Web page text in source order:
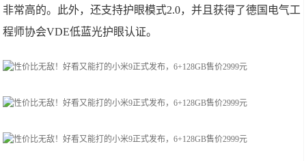
非常高的。此外，还支持护眼模式2.0，并且获得了德国电气工
程师协会VDE低蓝光护眼认证。